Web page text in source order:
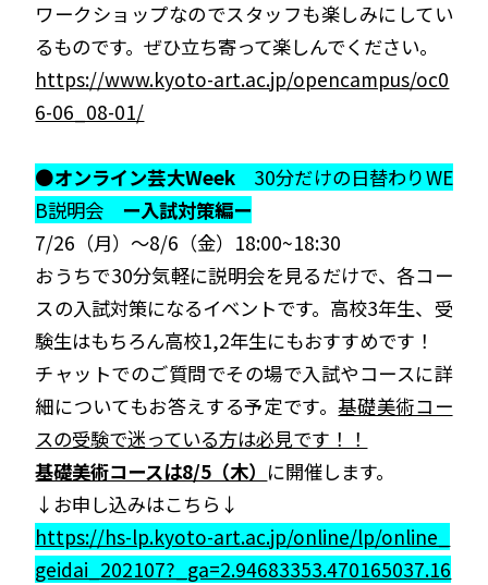
ワークショップなのでスタッフも楽しみにしてい
るものです。ぜひ立ち寄って楽しんでください。
https://www.kyoto-art.ac.jp/opencampus/oc0
6-06_08-01/
●オンライン芸大Week 30分だけの日替わりWE
B説明会 ー入試対策編ー
7/26（月）〜8/6（金）18:00~18:30
おうちで30分気軽に説明会を見るだけで、各コー
スの入試対策になるイベントです。高校3年生、受
験生はもちろん高校1,2年生にもおすすめです！
チャットでのご質問でその場で入試やコースに詳
細についてもお答えする予定です。基礎美術コー
スの受験で迷っている方は必見です！！
基礎美術コースは8/5（木） に開催します。
↓お申し込みはこちら↓
https://hs-lp.kyoto-art.ac.jp/online/lp/online_
geidai_202107?_ga=2.94683353.470165037.16